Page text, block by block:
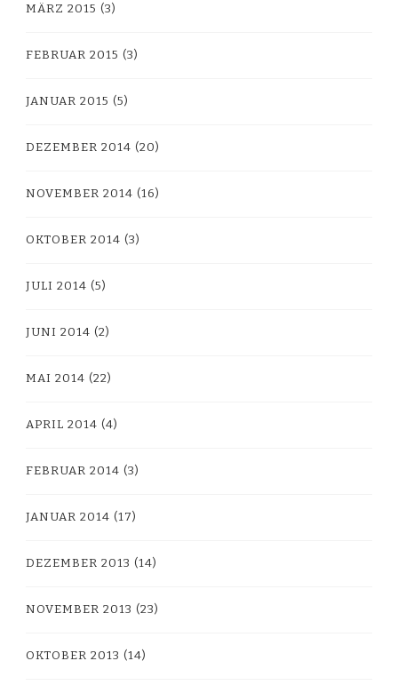
MÄRZ 2015 (3)
FEBRUAR 2015 (3)
JANUAR 2015 (5)
DEZEMBER 2014 (20)
NOVEMBER 2014 (16)
OKTOBER 2014 (3)
JULI 2014 (5)
JUNI 2014 (2)
MAI 2014 (22)
APRIL 2014 (4)
FEBRUAR 2014 (3)
JANUAR 2014 (17)
DEZEMBER 2013 (14)
NOVEMBER 2013 (23)
OKTOBER 2013 (14)